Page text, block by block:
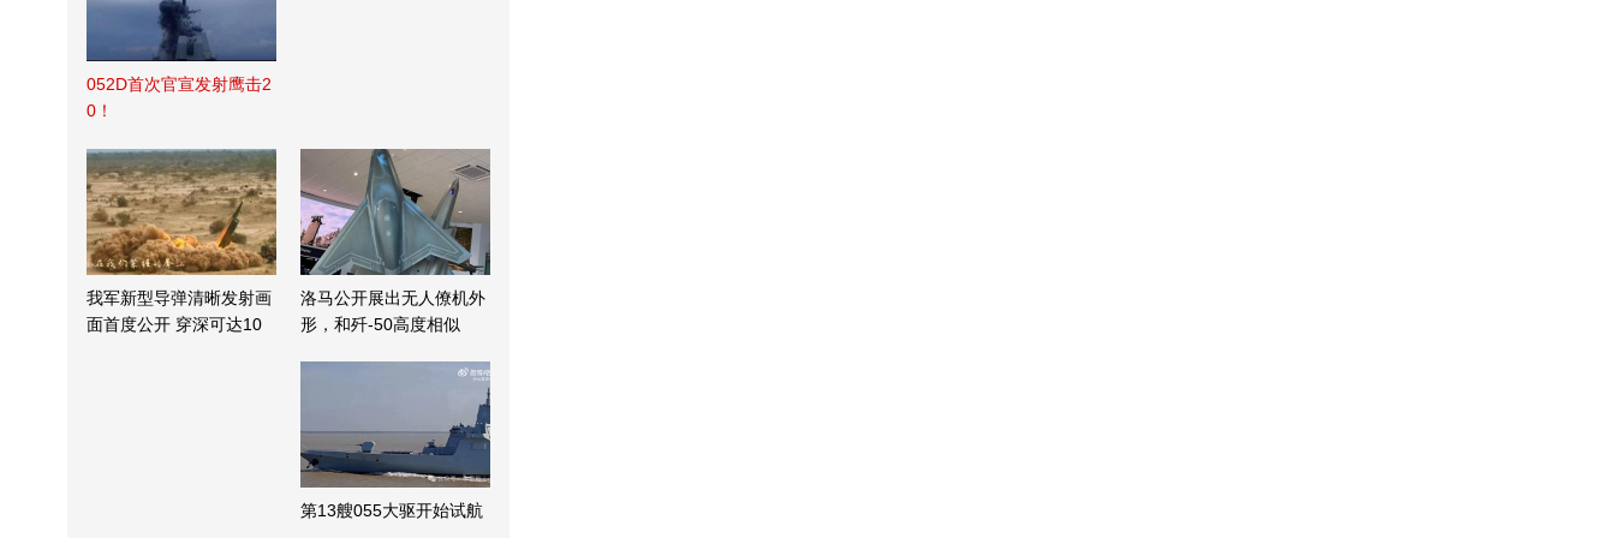
052D首次官宣发射鹰击2
0！
我军新型导弹清晰发射画
面首度公开 穿深可达10
洛马公开展出无人僚机外
形，和歼-50高度相似
第13艘055大驱开始试航